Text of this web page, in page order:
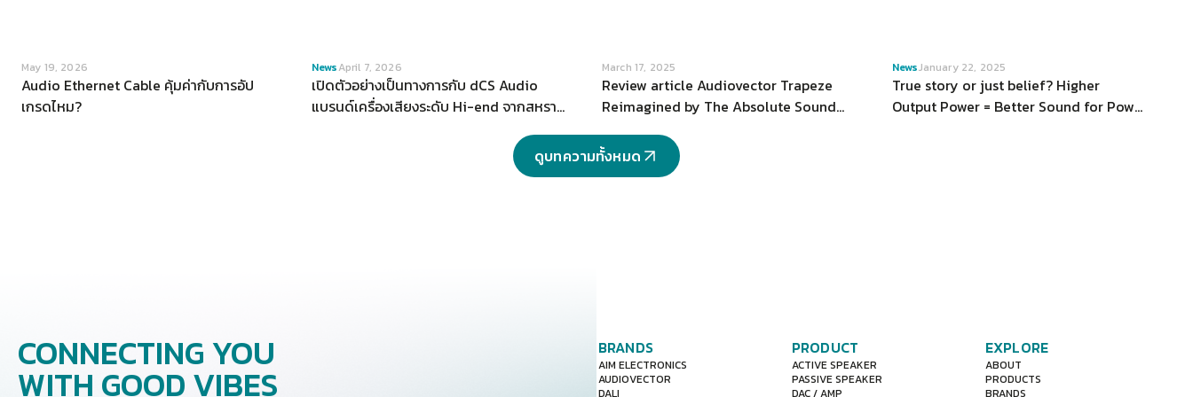
May 19, 2026
Audio Ethernet Cable คุ้มค่ากับการอัป
เกรดไหม?
NewsApril 7, 2026
เปิดตัวอย่างเป็นทางการกับ dCS Audio
แบรนด์เครื่องเสียงระดับ Hi-end จากสหราช
March 17, 2025
Review article Audiovector Trapeze
Reimagined by The Absolute Sound
introduction to the “Trapeze” floor-
standing speakers.
NewsJanuary 22, 2025
True story or just belief? Higher
Output Power = Better Sound for Power
ดูบทความทั้งหมด
CONNECTING YOU
WITH GOOD VIBES
BRANDS
AIM ELECTRONICS
AUDIOVECTOR
DALI
PRODUCT
ACTIVE SPEAKER
PASSIVE SPEAKER
DAC / AMP
EXPLORE
ABOUT
PRODUCTS
BRANDS